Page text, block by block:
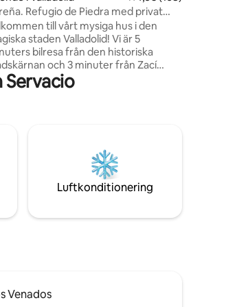
Refugio de Piedra med privat
till vårt mysiga hus i den
staden Valladolid! Vi är 5
bilresa från den historiska
och 3 minuter från Zací
Tillverkad av sten och tropiska
med rymliga och fräscha
kök, privat pool tillgänglig
för din vistelse, i Sureña!
Servacio
Luftkonditionering
Venados